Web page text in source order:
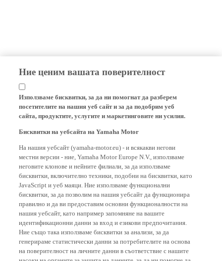
Ние ценим вашата поверителност
Използваме бисквитки, за да ни помогнат да разберем
посетителите на нашия уеб сайт и за да подобрим уеб
сайта, продуктите, услугите и маркетинговите ни усилия.
Бисквитки на уебсайта на Yamaha Motor
На нашия уебсайт (yamaha-motor.eu) - и всякакви негови
местни версии - ние, Yamaha Motor Europe N.V., използваме
неговите клонове и нейните филиали, за да използваме
бисквитки, включително техники, подобни на бисквитки, като
JavaScript и уеб маяци. Ние използваме функционални
бисквитки, за да позволим на нашия уебсайт да функционира
правилно и да ви предоставим основни функционалности на
нашия уебсайт, като например запомняне на вашите
идентификационни данни за вход и езикови предпочитания.
Ние също така използваме бисквитки за анализи, за да
генерираме статистически данни за потребителите на основа
на поверителност на личните данни в съответствие с нашите
насоки на органите за защита на данните, за да ни помогне да